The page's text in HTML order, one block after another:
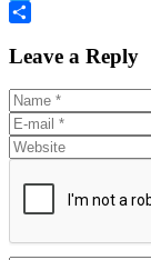
Twitter
Leave a Reply